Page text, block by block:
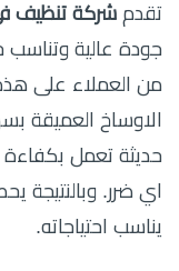
تقدم شركة تنظيف
جودة عالية وتناسب
من العملاء على هذه
الاوساخ العميقة
حديثة تعمل
اي ضرر.
يناسب احتياجاته.